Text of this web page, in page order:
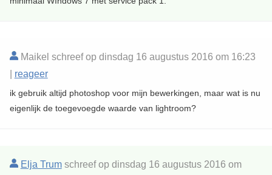
Maikel schreef op dinsdag 16 augustus 2016 om 16:23
reageer
ik gebruik altijd photoshop voor mijn bewerkingen, maar wat is nu
eigenlijk de toegevoegde waarde van lightroom?
Elja Trumschreef op dinsdag 16 augustus 2016 om